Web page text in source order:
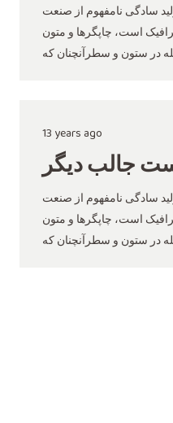
سادگی نامفهوم از صنعت
است، چاپگرها و متون
13 years ago
جالب دیگر
سادگی نامفهوم از صنعت
است، چاپگرها و متون